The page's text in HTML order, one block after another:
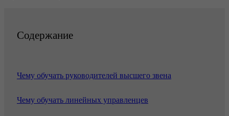
Содержание
Чему обучать руководителей высшего звена
Чему обучать линейных управленцев